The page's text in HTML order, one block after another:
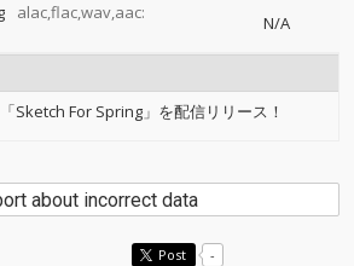
alac,flac,wav,aac:
N/A
Sketch For Spring」を配信リリース！
about incorrect data
Post -